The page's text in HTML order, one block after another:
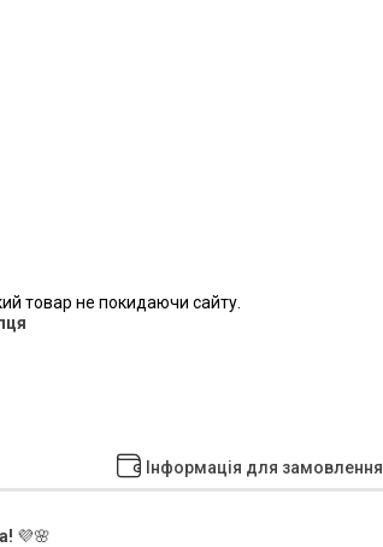
товар не покидаючи сайту.
Інформація для замовлення
💜🌸